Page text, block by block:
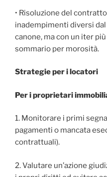
• Risoluzione del
inadempimenti diversi
canone, ma con un iter
sommario per morosità.
Strategie per i locatori
Per i proprietari
1. Monitorare i primi
pagamenti o mancata
contrattuali).
2. Valutare un’azione